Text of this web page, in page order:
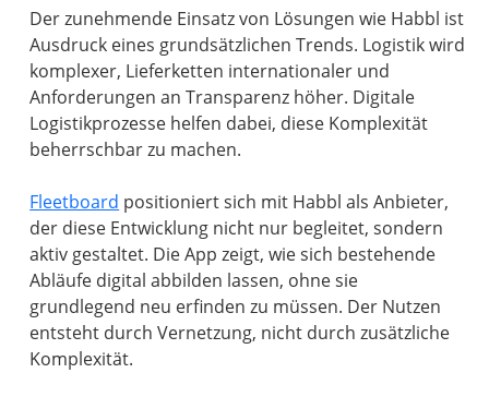
Der zunehmende Einsatz von Lösungen wie Habbl ist
Ausdruck eines grundsätzlichen Trends. Logistik wird
komplexer, Lieferketten internationaler und
Anforderungen an Transparenz höher. Digitale
Logistikprozesse helfen dabei, diese Komplexität
beherrschbar zu machen.
Fleetboard positioniert sich mit Habbl als Anbieter,
der diese Entwicklung nicht nur begleitet, sondern
aktiv gestaltet. Die App zeigt, wie sich bestehende
Abläufe digital abbilden lassen, ohne sie
grundlegend neu erfinden zu müssen. Der Nutzen
entsteht durch Vernetzung, nicht durch zusätzliche
Komplexität.